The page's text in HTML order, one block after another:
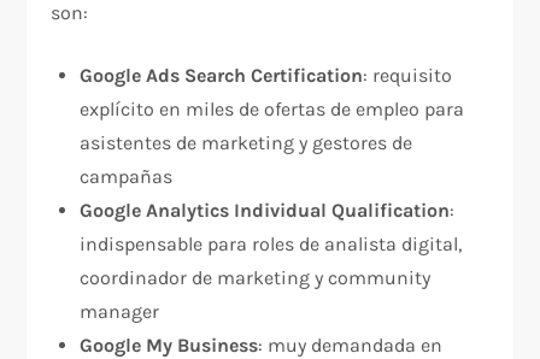
son:
Google Ads Search Certification: requisito
explícito en miles de ofertas de empleo para
asistentes de marketing y gestores de
campañas
Google Analytics Individual Qualification:
indispensable para roles de analista digital,
coordinador de marketing y community
manager
Google My Business: muy demandada en